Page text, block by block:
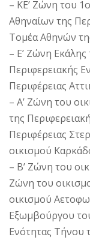
– ΚΕ’ Ζώνη του
Αθηναίων της
Τομέα Αθηνών
– Ε’ Ζώνη
Περιφερειακής
Περιφέρειας
– Α’ Ζώνη του
της
Περιφέρειας
οικισμού
– Β’ Ζώνη του
Ζώνη του
οικισμού
Εξωμβούργου
Ενότητας Τήνου